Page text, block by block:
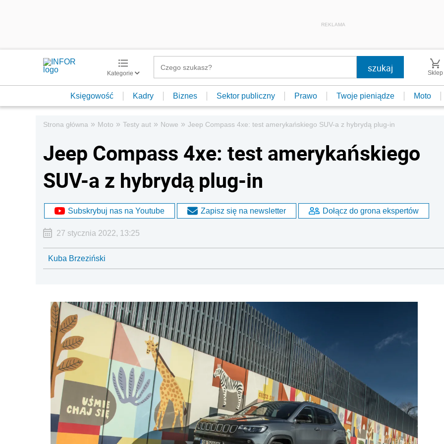
REKLAMA
Kategorie Sklep
Księgowość Kadry Biznes Sektor publiczny Prawo Twoje pieniądze Moto
Strona główna » Moto » Testy aut » Nowe » Jeep Compass 4xe: test amerykańskiego SUV-a z hybrydą plug-in
Jeep Compass 4xe: test amerykańskiego
SUV-a z hybrydą plug-in
Subskrybuj nas na Youtube Zapisz się na newsletter Dołącz do grona ekspertów
27 stycznia 2022, 13:25
Kuba Brzeziński